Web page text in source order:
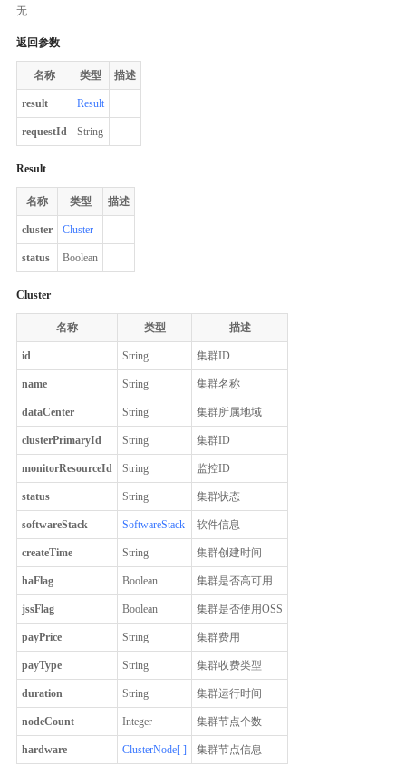
无
返回参数
名称 类型 描述
result Result
requestId String
Result
名称 类型 描述
cluster Cluster
status Boolean
Cluster
名称 类型 描述
id String 集群ID
name String 集群名称
dataCenter String 集群所属地域
clusterPrimaryId String 集群ID
monitorResourceId String 监控ID
status String 集群状态
softwareStack SoftwareStack 软件信息
createTime String 集群创建时间
haFlag Boolean 集群是否高可用
jssFlag Boolean 集群是否使用OSS
payPrice String 集群费用
payType String 集群收费类型
duration String 集群运行时间
nodeCount Integer 集群节点个数
hardware ClusterNode[ ] 集群节点信息